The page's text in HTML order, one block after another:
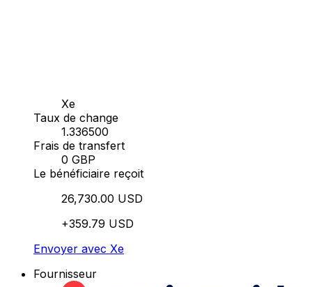
Xe
Taux de change
1.336500
Frais de transfert
0 GBP
Le bénéficiaire reçoit
26,730.00 USD
+359.79 USD
Envoyer avec Xe
Fournisseur